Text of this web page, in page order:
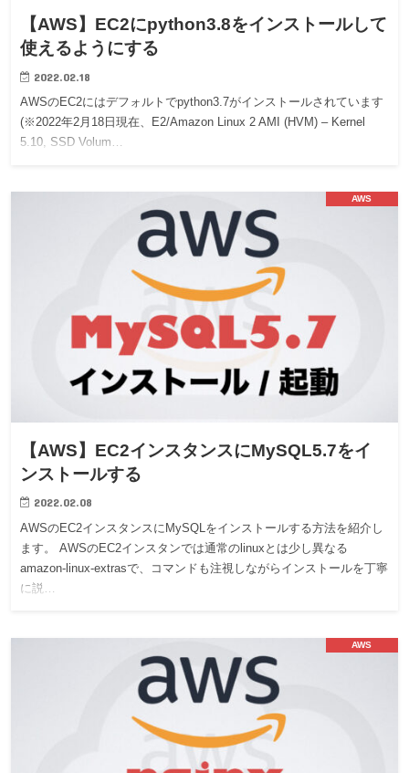
【AWS】EC2にpython3.8をインストールして
使えるようにする
2022.02.18
AWSのEC2にはデフォルトでpython3.7がインストールされています
(※2022年2月18日現在、E2/Amazon Linux 2 AMI (HVM) – Kernel
5.10, SSD Volum…
AWS
【AWS】EC2インスタンスにMySQL5.7をイ
ンストールする
2022.02.08
AWSのEC2インスタンスにMySQLをインストールする方法を紹介し
ます。 AWSのEC2インスタンでは通常のlinuxとは少し異なる
amazon-linux-extrasで、コマンドも注視しながらインストールを丁寧
に説…
AWS